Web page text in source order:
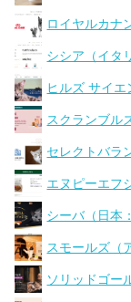
ロイヤルカナ
シシア（イタ
ヒルズ サイエ
スクランブル
セレクトバラ
エヌピーエフ
シーバ（日本
スモールズ（
ソリッドゴー